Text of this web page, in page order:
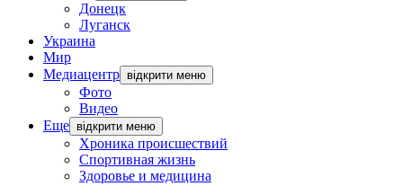
Донецк
Луганск
Украина
Мир
Медиацентр відкрити меню
Фото
Видео
Еще відкрити меню
Хроника происшествий
Спортивная жизнь
Здоровье и медицина